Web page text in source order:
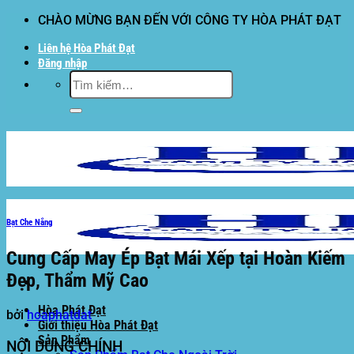
dung
CHÀO MỪNG BẠN ĐẾN VỚI CÔNG TY HÒA PHÁT ĐẠT
Liên hệ Hòa Phát Đạt
Đăng nhập
Tìm
kiếm:
Hòa Phát Đạt
Giới thiệu Hòa Phát Đạt
Sản Phẩm
Bạt Che Nắng
Cung Cấp May Ép Bạt Mái Xếp tại Hoàn Kiếm
Đẹp, Thẩm Mỹ Cao
bởihoaphatdat
NỘI DUNG CHÍNH